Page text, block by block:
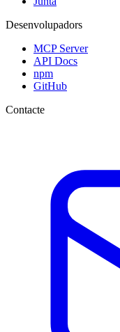
Desenvolupadors
MCP Server
API Docs
npm
GitHub
Contacte